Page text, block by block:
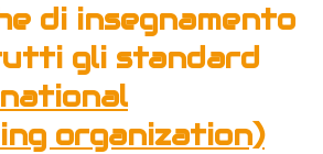
di insegnamento
gli standard
organization)